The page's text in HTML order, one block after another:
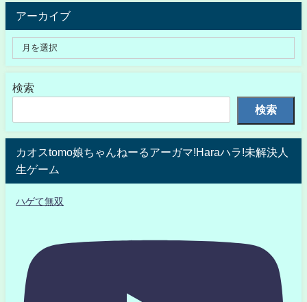
アーカイブ
検索
検索
カオスtomo娘ちゃんねーるアーガマ!Haraハラ!未解決人
生ゲーム
ハゲて無双